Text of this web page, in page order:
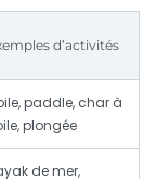
d’activités
paddle, char à
plongée
de mer,